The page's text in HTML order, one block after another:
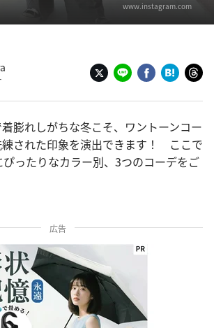
www.instagram.com
膨れしがちな冬こそ、ワントーンコー
された印象を演出できます！ ここで
ったりなカラー別、3つのコーデをご
広告